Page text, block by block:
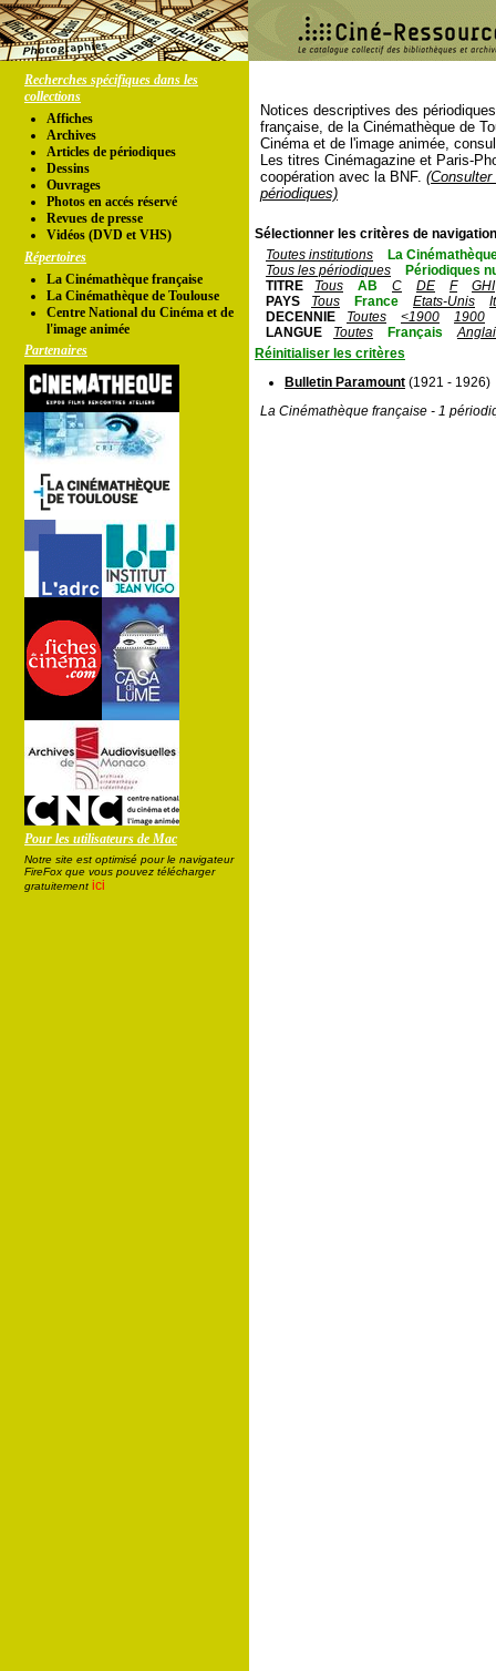
Recherches spécifiques dans les
collections
Affiches
Archives
Articles de périodiques
Dessins
Ouvrages
Photos en accés réservé
Revues de presse
Vidéos (DVD et VHS)
Répertoires
La Cinémathèque française
La Cinémathèque de Toulouse
Centre National du Cinéma et de
l'image animée
Partenaires
Pour les utilisateurs de Mac
Notre site est optimisé pour le navigateur
FireFox que vous pouvez télécharger
gratuitement ici
Notices descriptives des
française, de la Cinémathèque de
Cinéma et de l'image animée,
Les titres Cinémagazine et Paris-
coopération avec la BNF.
périodiques)
Sélectionner les critères de
Toutes institutions
La
Tous les périodiques
Périodiques
TITRE
Tous AB C DE F
GHI
PAYS
Tous France Etats-Unis
DECENNIE
Toutes <1900
1900
LANGUE
Toutes Français
Réinitialiser les critères
Bulletin Paramount (1921 - 1926)
La Cinémathèque française - 1